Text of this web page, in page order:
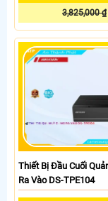
3,825,000 ₫
Thiết Bị Đầu Cuối
Ra Vào DS-TPE104